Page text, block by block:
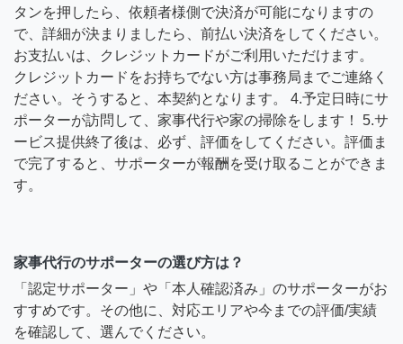
タンを押したら、依頼者様側で決済が可能になりますの
で、詳細が決まりましたら、前払い決済をしてください。
お支払いは、クレジットカードがご利用いただけます。
クレジットカードをお持ちでない方は事務局までご連絡く
ださい。そうすると、本契約となります。 4.予定日時にサ
ポーターが訪問して、家事代行や家の掃除をします！ 5.サ
ービス提供終了後は、必ず、評価をしてください。評価ま
で完了すると、サポーターが報酬を受け取ることができま
す。
家事代行のサポーターの選び方は？
「認定サポーター」や「本人確認済み」のサポーターがお
すすめです。その他に、対応エリアや今までの評価/実績
を確認して、選んでください。